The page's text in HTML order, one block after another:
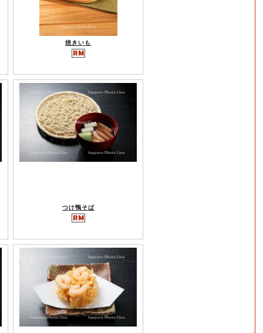
焼きいも
つけ鴨そば